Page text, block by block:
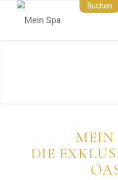
MEIN
DIE
Buchen